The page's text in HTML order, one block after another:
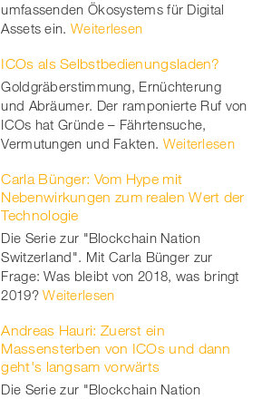
umfassenden Ökosystems für Digital
Assets ein. Weiterlesen
ICOs als Selbstbedienungsladen?
Goldgräberstimmung, Ernüchterung
und Abräumer. Der ramponierte Ruf von
ICOs hat Gründe – Fährtensuche,
Vermutungen und Fakten. Weiterlesen
Carla Bünger: Vom Hype mit
Nebenwirkungen zum realen Wert der
Technologie
Die Serie zur "Blockchain Nation
Switzerland". Mit Carla Bünger zur
Frage: Was bleibt von 2018, was bringt
2019? Weiterlesen
Andreas Hauri: Zuerst ein
Massensterben von ICOs und dann
geht's langsam vorwärts
Die Serie zur "Blockchain Nation